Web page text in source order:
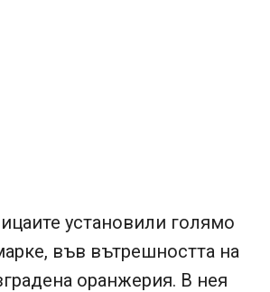
установили голямо
във вътрешността на
оранжерия. В нея